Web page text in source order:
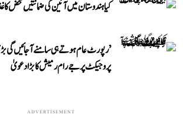
کیا ہندوستان میں آئین کی ضمانتیں محض
’رپورٹ عام ہوتے ہی سامنے آ جائیں گی
پروجیکٹ پر جے رام رمیش کا بڑا دعویٰ
ADVERTISEMENT